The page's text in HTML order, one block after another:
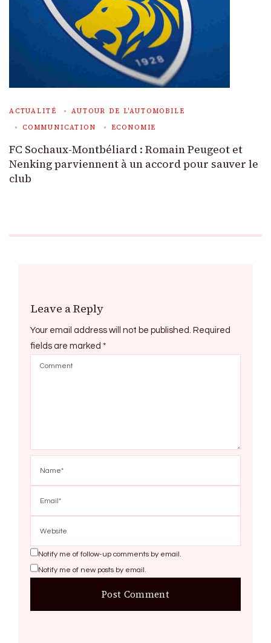
ACTUALITÉ
AUTOUR DE L'AUTOMOBILE
COMMUNICATION
ECONOMIE
FC Sochaux-Montbéliard : Romain Peugeot et
Nenking parviennent à un accord pour sauver le
club
Leave a Reply
Your email address will not be published. Required
fields are marked *
Notify me of follow-up comments by email.
Notify me of new posts by email.